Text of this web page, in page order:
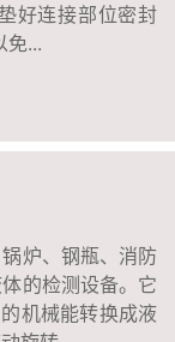
好连接部位密封
免...
炉、钢瓶、消防
的检测设备。它
机械能转换成液